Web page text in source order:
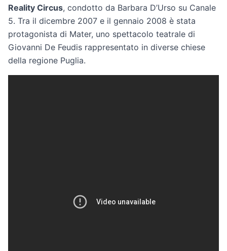
Reality Circus, condotto da Barbara D’Urso su Canale
5. Tra il dicembre 2007 e il gennaio 2008 è stata
protagonista di Mater, uno spettacolo teatrale di
Giovanni De Feudis rappresentato in diverse chiese
della regione Puglia.